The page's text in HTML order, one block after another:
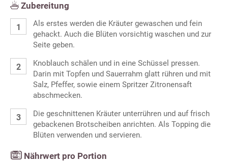
Zubereitung
Als erstes werden die Kräuter gewaschen und fein
gehackt. Auch die Blüten vorsichtig waschen und zur
Seite geben.
Knoblauch schälen und in eine Schüssel pressen.
Darin mit Topfen und Sauerrahm glatt rühren und mit
Salz, Pfeffer, sowie einem Spritzer Zitronensaft
abschmecken.
Die geschnittenen Kräuter unterrühren und auf frisch
gebackenen Brotscheiben anrichten. Als Topping die
Blüten verwenden und servieren.
Nährwert pro Portion